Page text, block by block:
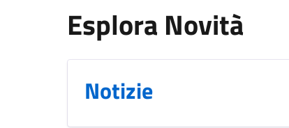
Esplora Novità
Notizie